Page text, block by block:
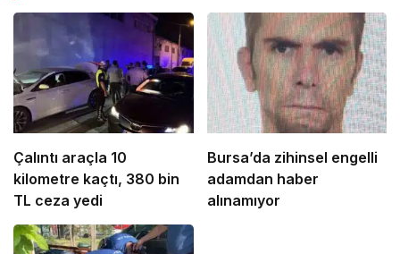
Çalıntı araçla 10
kilometre kaçtı, 380 bin
TL ceza yedi
Bursa’da zihinsel engelli
adamdan haber
alınamıyor